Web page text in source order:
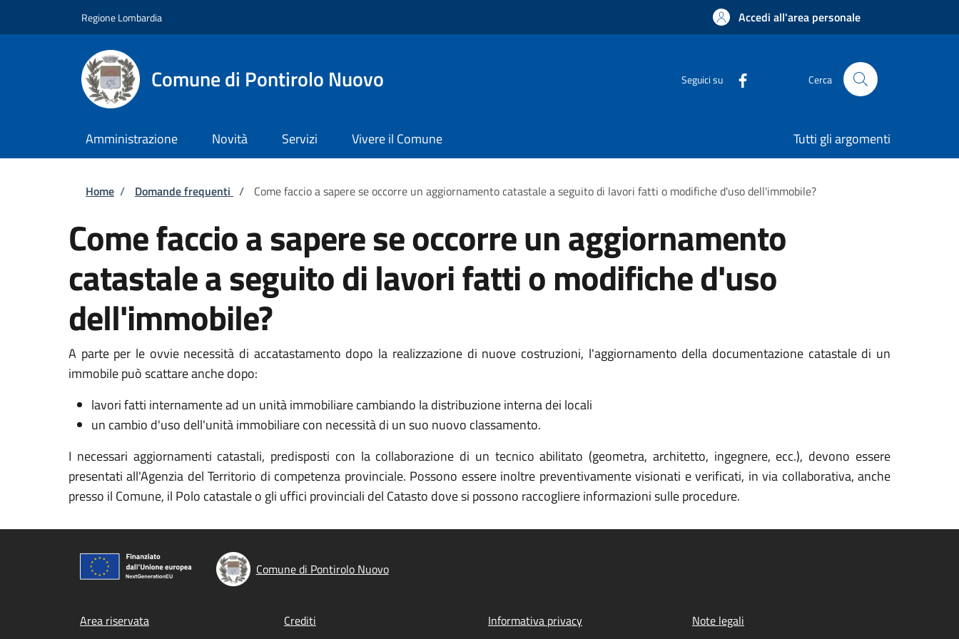
Regione Lombardia Accedi all'area personale
Comune di Pontirolo Nuovo Seguici su Cerca
Amministrazione Novità Servizi Vivere il Comune Tutti gli argomenti
Briciole di pane
Home / Domande frequenti / Come faccio a sapere se occorre un aggiornamento catastale a seguito di lavori fatti o modifiche d'uso dell'immobile?
Come faccio a sapere se occorre un aggiornamento
catastale a seguito di lavori fatti o modifiche d'uso
dell'immobile?
A parte per le ovvie necessità di accatastamento dopo la realizzazione di nuove costruzioni, l'aggiornamento della documentazione catastale di un
immobile può scattare anche dopo:
lavori fatti internamente ad un unità immobiliare cambiando la distribuzione interna dei locali
un cambio d'uso dell'unità immobiliare con necessità di un suo nuovo classamento.
I necessari aggiornamenti catastali, predisposti con la collaborazione di un tecnico abilitato (geometra, architetto, ingegnere, ecc.), devono essere
presentati all'Agenzia del Territorio di competenza provinciale. Possono essere inoltre preventivamente visionati e verificati, in via collaborativa, anche
presso il Comune, il Polo catastale o gli uffici provinciali del Catasto dove si possono raccogliere informazioni sulle procedure.
Comune di Pontirolo Nuovo
Footer menu
Area riservata Crediti Informativa privacy Note legali